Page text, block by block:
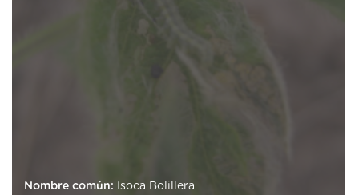
Nombre común: Isoca Bolillera